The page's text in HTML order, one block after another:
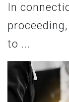
In
to ...